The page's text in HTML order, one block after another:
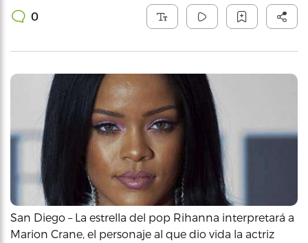
0
San Diego – La estrella del pop Rihanna interpretará a
Marion Crane, el personaje al que dio vida la actriz